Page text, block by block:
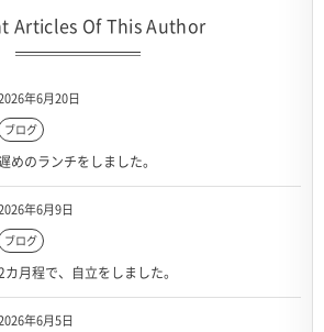
Articles Of This Author
年6月20日
ブログ
めのランチをしました。
年6月9日
ブログ
カ月程で、自立をしました。
年6月5日